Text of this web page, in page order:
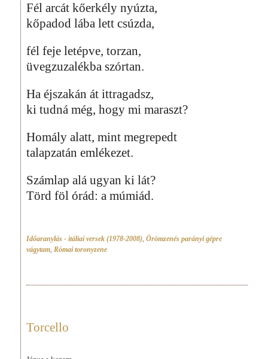
Fél arcát kőerkély nyúzta,
kőpadod lába lett csúzda,
fél feje letépve, torzan,
üvegzuzalékba szórtan.
Ha éjszakán át ittragadsz,
ki tudná még, hogy mi maraszt?
Homály alatt, mint megrepedt
talapzatán emlékezet.
Számlap alá ugyan ki lát?
Törd föl órád: a múmiád.
Időaranylás - itáliai versek (1978-2008), Örömzenés parányi gépre
vágytam, Római toronyzene
Torcello